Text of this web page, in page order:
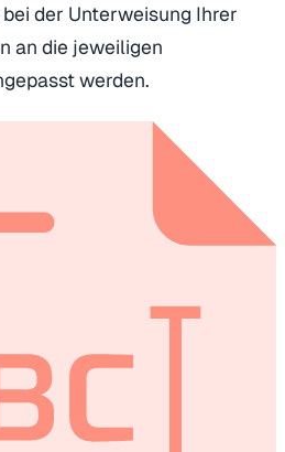
der Unterweisung Ihrer
an die jeweiligen
werden.